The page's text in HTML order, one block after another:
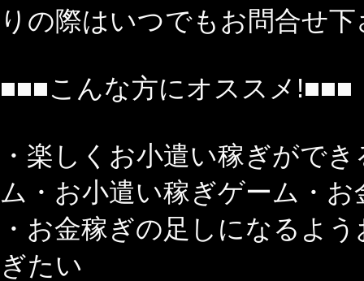
りの際はいつでもお問合せ
■■■こんな方にオススメ!■■■
・楽しくお小遣い稼ぎがで
ム・お小遣い稼ぎゲーム・
・お金稼ぎの足しになるよ
ぎたい